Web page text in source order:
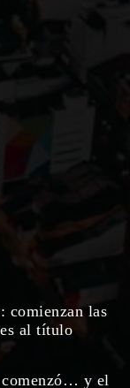
comienzan las
al título
comenzó… y el